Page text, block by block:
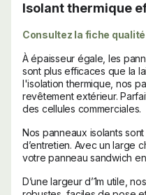
Isolant thermique
Consultez la fiche
À épaisseur égale, les
sont plus efficaces que la
l'isolation thermique, nos
revêtement extérieur.
des cellules commerciales.
Nos panneaux isolants
d’entretien. Avec un large
votre panneau sandwich
D’une largeur d’1m utile,